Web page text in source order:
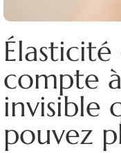
compte
invisible
pouvez